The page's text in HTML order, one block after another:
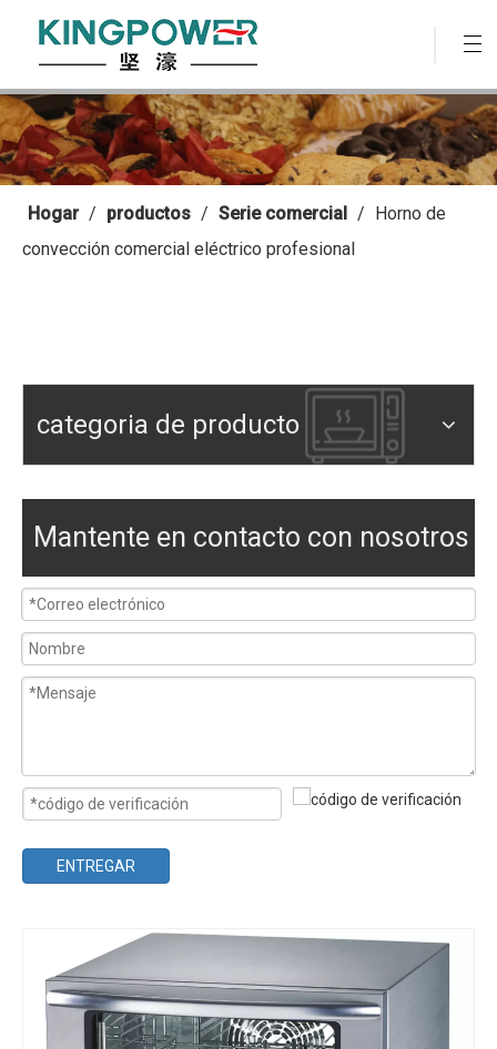
Hogar / productos / Serie comercial / Horno de
convección comercial eléctrico profesional
categoria de producto
Mantente en contacto con nosotros
ENTREGAR